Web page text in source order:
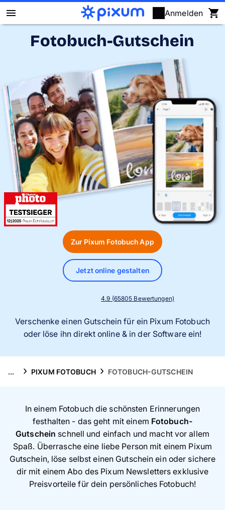
Anmelden
Pixum Fotobuch
Wandbilder
Fotokalender
Fotogeschenke
Fotopuzzle
Grußkarten
Handyhüllen
Fotobuch-Gutschein
4.9 (65805 Bewertungen)
Verschenke einen Gutschein für ein Pixum Fotobuch
oder löse ihn direkt online & in der Software ein!
Zur Pixum Fotobuch App
Jetzt online gestalten
... PIXUM FOTOBUCH FOTOBUCH-GUTSCHEIN
In einem Fotobuch die schönsten Erinnerungen
festhalten - das geht mit einem Fotobuch-
Gutschein schnell und einfach und macht vor allem
Spaß. Überrasche eine liebe Person mit einem Pixum
Gutschein, löse selbst einen Gutschein ein oder sichere
dir mit einem Abo des Pixum Newsletters exklusive
Preisvorteile für dein persönliches Fotobuch!